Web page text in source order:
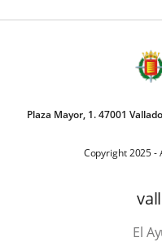
Plaza Mayor, 1. 47001
Copyright 2025 -
El